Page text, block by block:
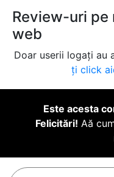
Review-uri
web
Doar userii logați au
ți click
Este acesta
Felicitări! Aă